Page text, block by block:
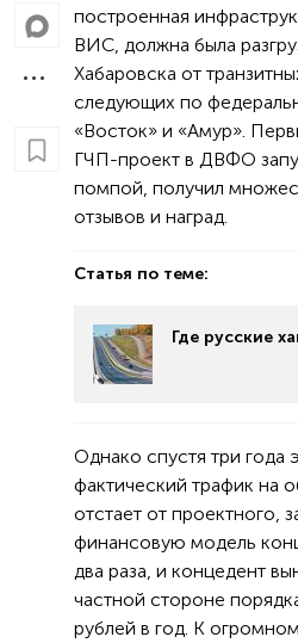
построенная
ВИС, должна была
Хабаровска от
следующих по
«Восток» и «Амур».
ГЧП-проект в ДВФО
помпой, получил
отзывов и наград.
Статья по теме:
Где русские
Однако спустя три года
фактический трафик на
отстает от проектного,
финансовую модель
два раза, и концедент
частной стороне
рублей в год. К